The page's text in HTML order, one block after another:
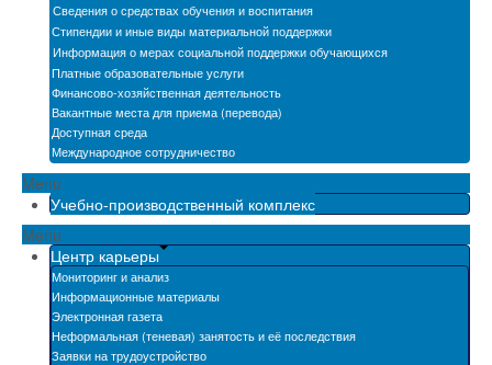
Электронная информационно-образовательная
среда
Снижение бюрократической нагрузки на
педагогических работников
Сведения о средствах обучения и воспитания
Стипендии и иные виды материальной поддержки
Информация о мерах социальной поддержки обучающихся
Платные образовательные услуги
Финансово-хозяйственная деятельность
Вакантные места для приема (перевода)
Доступная среда
Международное сотрудничество
Menu
Учебно-производственный комплекс
Menu
Центр карьеры
Мониторинг и анализ
Информационные материалы
Электронная газета
Неформальная (теневая) занятость и её последствия
Заявки на трудоустройство